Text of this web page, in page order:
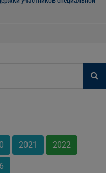
2021 2022